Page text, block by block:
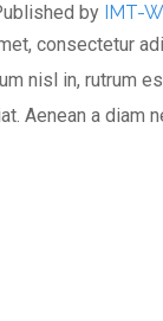
by IMT-
consectetur
nisl in, rutrum
Aenean a diam